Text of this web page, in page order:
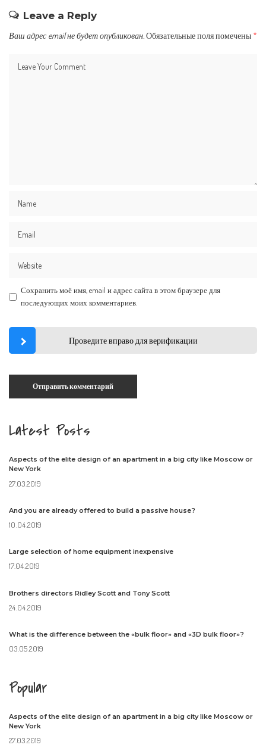
Leave a Reply
Ваш адрес email не будет опубликован. Обязательные поля помечены *
Сохранить моё имя, email и адрес сайта в этом браузере для
последующих моих комментариев.
Проведите вправо для верификации
Latest Posts
Aspects of the elite design of an apartment in a big city like Moscow or
New York
27.03.2019
And you are already offered to build a passive house?
10.04.2019
Large selection of home equipment inexpensive
17.04.2019
Brothers directors Ridley Scott and Tony Scott
24.04.2019
What is the difference between the «bulk floor» and «3D bulk floor»?
03.05.2019
Popular
Aspects of the elite design of an apartment in a big city like Moscow or
New York
27.03.2019